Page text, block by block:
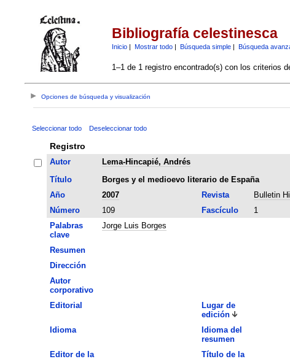
Bibliografía celestinesca
Inicio| Mostrar todo| Búsqueda simple| Búsqueda
1–1 de 1 registro encontrado(s) con los criterios
Opciones de búsqueda y visualización
Seleccionar todo Deseleccionar todo
Registro
Autor
Lema-Hincapié, Andrés
Título
Borges y el medioevo literario de España
Año
2007 Revista Bulletin
Número
109 Fascículo 1
Palabras
clave
Jorge Luis Borges
Resumen
Dirección
Autor
corporativo
Editorial
Lugar de
edición
Idioma
Idioma del
resumen
Editor de la
Título de la